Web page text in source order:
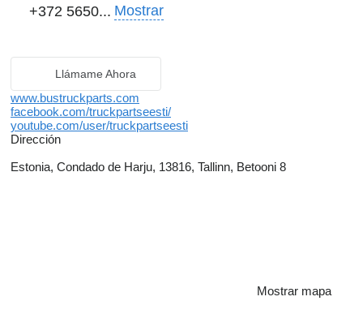
+372 5650... Mostrar
Llámame Ahora
www.bustruckparts.com
facebook.com/truckpartseesti/
youtube.com/user/truckpartseesti
Dirección
Estonia, Condado de Harju, 13816, Tallinn, Betooni 8
Mostrar mapa